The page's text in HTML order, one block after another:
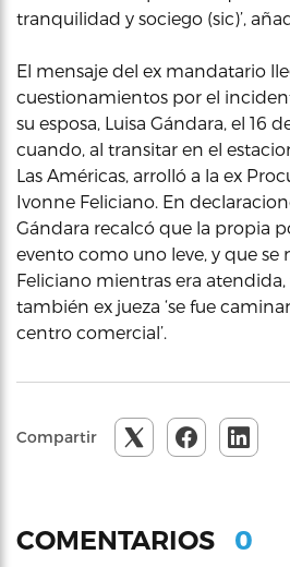
tranquilidad y sociego (sic)’,
El mensaje del ex mandatario
cuestionamientos por el
su esposa, Luisa Gándara, el 16
cuando, al transitar en el
Las Américas, arrolló a la ex
Ivonne Feliciano. En
Gándara recalcó que la propia
evento como uno leve, y que se
Feliciano mientras era atendida,
también ex jueza ‘se fue
centro comercial’.
Compartir
COMENTARIOS 0